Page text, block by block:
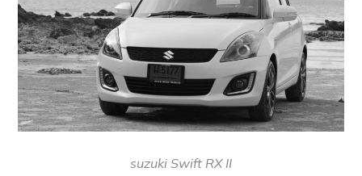
suzuki Swift RX II